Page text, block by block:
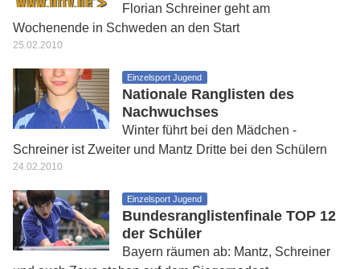
Florian Schreiner geht am
Wochenende in Schweden an den Start
25.02.2010
Einzelsport Jugend
Nationale Ranglisten des
Nachwuchses
Winter führt bei den Mädchen -
Schreiner ist Zweiter und Mantz Dritte bei den Schülern
24.02.2010
Einzelsport Jugend
Bundesranglistenfinale TOP 12
der Schüler
Bayern räumen ab: Mantz, Schreiner